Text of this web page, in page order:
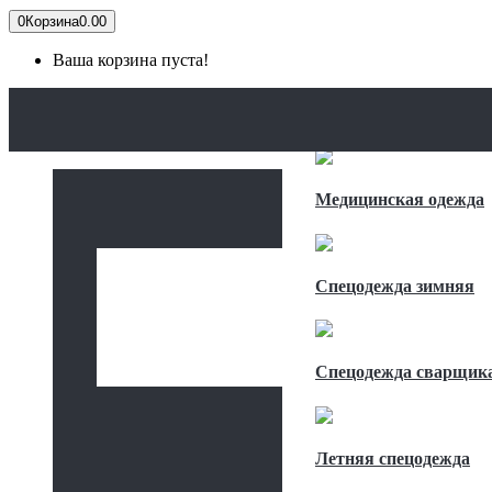
0Корзина0.00
Ваша корзина пуста!
Медицинская одежда
Спецодежда зимняя
Спецодежда
Летняя спецодежда